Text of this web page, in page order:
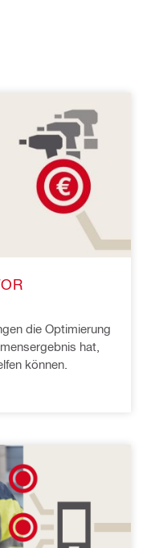
die Optimierung
hat,
können.